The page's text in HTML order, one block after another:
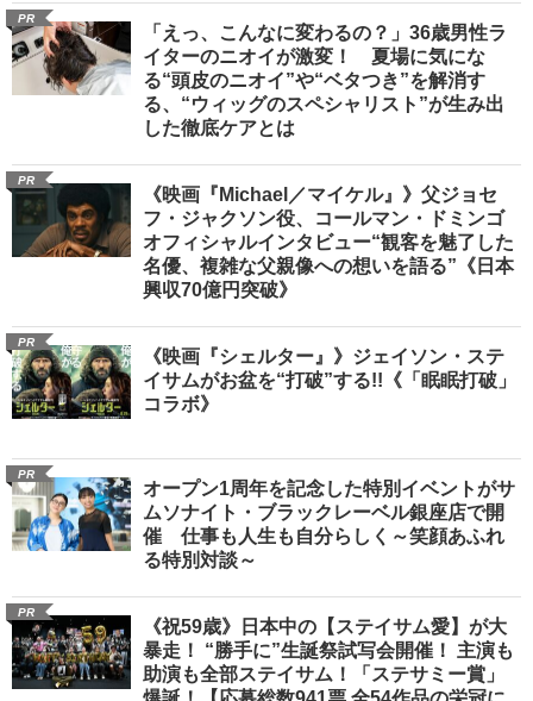
PR
「えっ、こんなに変わるの？」36歳男性ラ
イターのニオイが激変！ 夏場に気にな
る“頭皮のニオイ”や“ベタつき”を解消す
る、“ウィッグのスペシャリスト”が生み出
した徹底ケアとは
PR
《映画『Michael／マイケル』》父ジョセ
フ・ジャクソン役、コールマン・ドミンゴ
オフィシャルインタビュー“観客を魅了した
名優、複雑な父親像への想いを語る”《日本
興収70億円突破》
PR
《映画『シェルター』》ジェイソン・ステ
イサムがお盆を“打破”する!!《「眠眠打破」
コラボ》
PR
オープン1周年を記念した特別イベントがサ
ムソナイト・ブラックレーベル銀座店で開
催 仕事も人生も自分らしく～笑顔あふれ
る特別対談～
PR
《祝59歳》日本中の【ステイサム愛】が大
暴走！ “勝手に”生誕祭試写会開催！ 主演も
助演も全部ステイサム！「ステサミー賞」